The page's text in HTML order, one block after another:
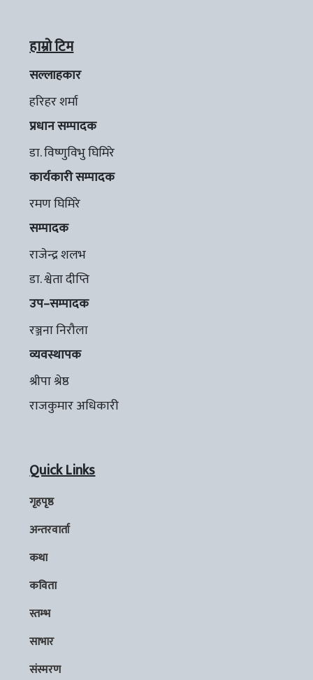
हाम्रो टिम
सल्लाहकार
हरिहर शर्मा
प्रधान सम्पादक
डा. विष्णुविभु घिमिरे
कार्यकारी सम्पादक
रमण घिमिरे
सम्पादक
राजेन्द्र शलभ
डा. श्वेता दीप्ति
उप–सम्पादक
रञ्जना निरौला
व्यवस्थापक
श्रीपा श्रेष्ठ
राजकुमार अधिकारी
Quick Links
गृहपृष्ठ
अन्तरवार्ता
कथा
कविता
स्तम्भ
साभार
संस्मरण